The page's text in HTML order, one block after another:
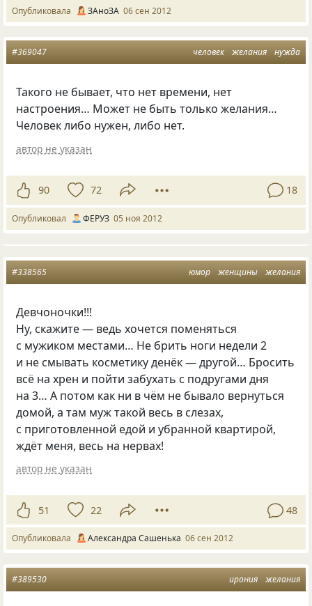
Опубликовала ЗАноЗА 06 сен 2012
человек желания нужда
#369047
Такого не бывает, что нет времени, нет
настроения… Может не быть только желания…
Человек либо нужен, либо нет.
автор не указан
90 72 18
Опубликовал ФЕРУЗ 05 ноя 2012
юмор женщины желания
#338565
Девчоночки!!!
Ну, скажите — ведь хочется поменяться
с мужиком местами… Не брить ноги недели 2
и не смывать косметику денёк — другой… Бросить
всё на хрен и пойти забухать с подругами дня
на 3… А потом как ни в чём не бывало вернуться
домой, а там муж такой весь в слезах,
с приготовленной едой и убранной квартирой,
ждёт меня, весь на нервах!
автор не указан
51 22 48
Опубликовала Александра Сашенька 06 сен 2012
ирония желания
#389530